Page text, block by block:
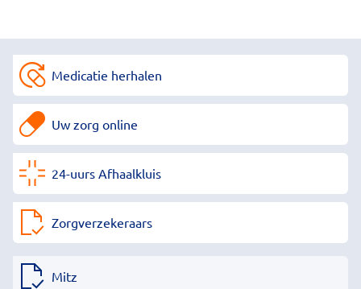
Medicatie herhalen
Uw zorg online
24-uurs Afhaalkluis
Zorgverzekeraars
Mitz